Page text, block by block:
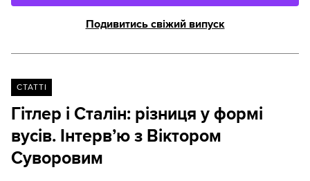
Подивитись свіжий випуск
СТАТТІ
Гітлер і Сталін: різниця у формі
вусів. Інтерв’ю з Віктором
Суворовим